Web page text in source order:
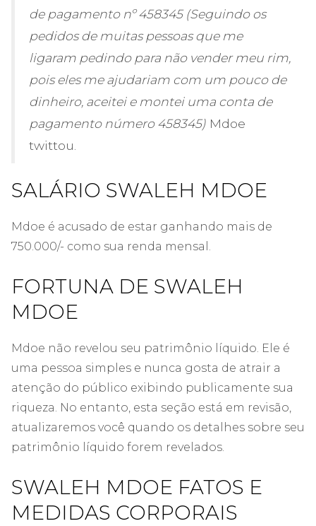
de pagamento nº 458345 (Seguindo os
pedidos de muitas pessoas que me
ligaram pedindo para não vender meu rim,
pois eles me ajudariam com um pouco de
dinheiro, aceitei e montei uma conta de
pagamento número 458345) Mdoe
twittou.
SALÁRIO SWALEH MDOE
Mdoe é acusado de estar ganhando mais de
750.000/- como sua renda mensal.
FORTUNA DE SWALEH
MDOE
Mdoe não revelou seu patrimônio líquido. Ele é
uma pessoa simples e nunca gosta de atrair a
atenção do público exibindo publicamente sua
riqueza. No entanto, esta seção está em revisão,
atualizaremos você quando os detalhes sobre seu
patrimônio líquido forem revelados.
SWALEH MDOE FATOS E
MEDIDAS CORPORAIS